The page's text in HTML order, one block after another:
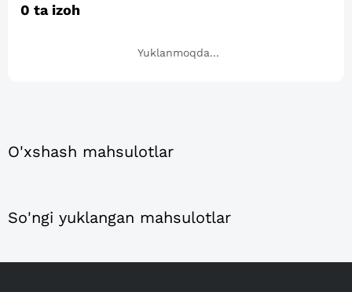
0 ta izoh
Yuklanmoqda...
O'xshash mahsulotlar
So'ngi yuklangan mahsulotlar